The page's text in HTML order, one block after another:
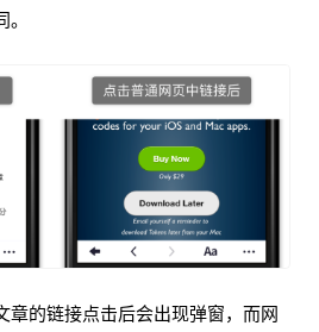
章的链接点击后会出现弹窗，而网